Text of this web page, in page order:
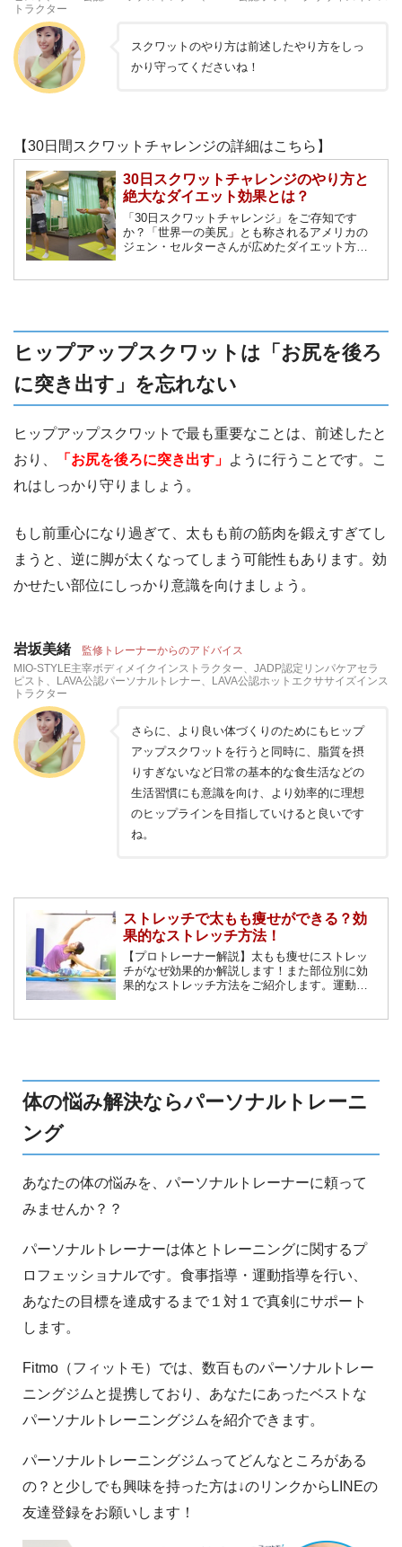
トラクター
スクワットのやり方は前述したやり方をしっ
かり守ってくださいね！
【30日間スクワットチャレンジの詳細はこちら】
30日スクワットチャレンジのやり方と
絶大なダイエット効果とは？
「30日スクワットチャレンジ」をご存知です
か？「世界一の美尻」とも称されるアメリカの
ジェン・セルターさんが広めたダイエット方法
ヒップアップスクワットは「お尻を後ろ
に突き出す」を忘れない
ヒップアップスクワットで最も重要なことは、前述したと
おり、
「お尻を後ろに突き出す」 ように行うことです。こ
れはしっかり守りましょう。
もし前重心になり過ぎて、太もも前の筋肉を鍛えすぎてし
まうと、逆に脚が太くなってしまう可能性もあります。効
かせたい部位にしっかり意識を向けましょう。
岩坂美緒 監修トレーナーからのアドバイス
MIO-STYLE主宰ボディメイクインストラクター、JADP認定リンパケアセラ
ピスト、LAVA公認パーソナルトレナー、LAVA公認ホットエクササイズインス
トラクター
さらに、より良い体づくりのためにもヒップ
アップスクワットを行うと同時に、脂質を摂
りすぎないなど日常の基本的な食生活などの
生活習慣にも意識を向け、より効率的に理想
のヒップラインを目指していけると良いです
ね。
ストレッチで太もも痩せができる？効
果的なストレッチ方法！
【プロトレーナー解説】太もも痩せにストレッ
チがなぜ効果的か解説します！また部位別に効
果的なストレッチ方法をご紹介します。運動し
体の悩み解決ならパーソナルトレーニ
ング
あなたの体の悩みを、パーソナルトレーナーに頼って
みませんか？？
パーソナルトレーナーは体とトレーニングに関するプ
ロフェッショナルです。食事指導・運動指導を行い、
あなたの目標を達成するまで１対１で真剣にサポート
します。
Fitmo（フィットモ）では、数百ものパーソナルトレー
ニングジムと提携しており、あなたにあったベストな
パーソナルトレーニングジムを紹介できます。
パーソナルトレーニングジムってどんなところがある
の？と少しでも興味を持った方は↓のリンクからLINEの
友達登録をお願いします！